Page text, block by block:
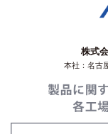
株式
本社：名古